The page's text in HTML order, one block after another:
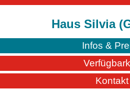
Haus Silvia
Infos &
Kontakt